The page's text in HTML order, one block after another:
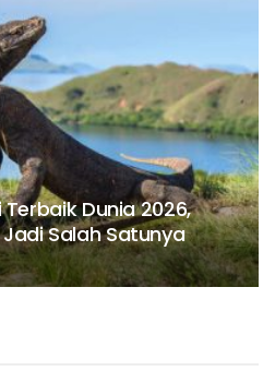
Dunia 2026,
Salah Satunya